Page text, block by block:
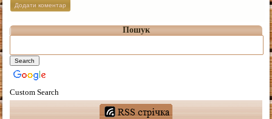
Пошук
Custom Search